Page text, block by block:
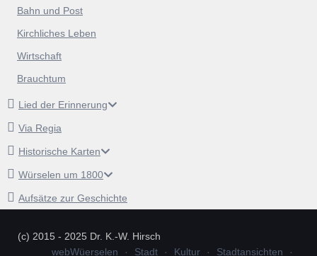
Bahn und Post
Kirchliches Leben
Wirtschaft
Brauchtum
Lied der Erinnerung
Via Regia
Historische Karten
Würselen um 1800
Aufsätze zur Geschichte
(c) 2015 - 2025 Dr. K.-W. Hirsch
webWüerselen
Stadt Kultur Stadtansichten